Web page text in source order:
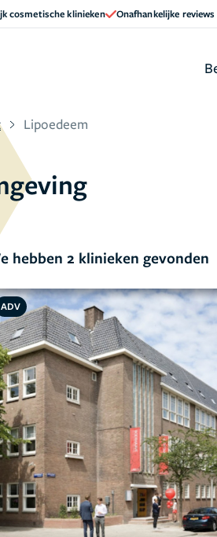
cosmetische klinieken Onafhankelijke
Lipoedeem
hebben 2 klinieken gevonden
ADV